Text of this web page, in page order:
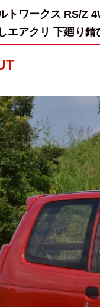
ワークス RS/Z
エアクリ 下廻り